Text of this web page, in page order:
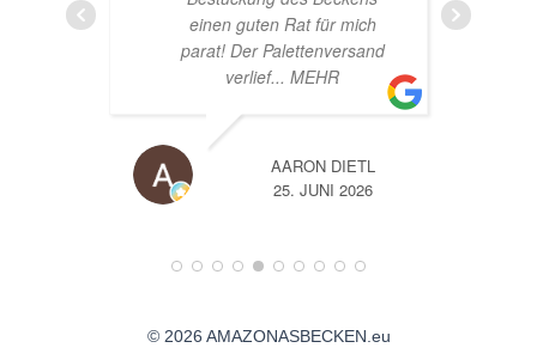
A
14. JUNI 2026
© 2026 AMAZONASBECKEN.eu